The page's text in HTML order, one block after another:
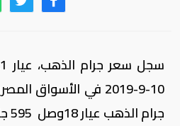
جرام الذهب عيار 18وصل 595 جنيها.